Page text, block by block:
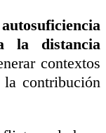
autosuficiencia
la distancia
contextos
contribución